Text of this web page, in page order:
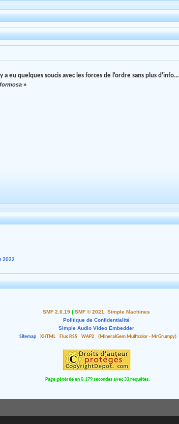
a eu quelques soucis avec les forces de l'ordre sans plus d'info...
»
2022
SMF 2.0.19 | SMF © 2021
Simple Machines
Politique de Confidentialité
Simple Audio Video Embedder
Sitemap
XHTML Flux RSS WAP2 (MineralGem Multicolor - MrGrumpy)
Page générée en 0.179 secondes avec 33 requêtes.